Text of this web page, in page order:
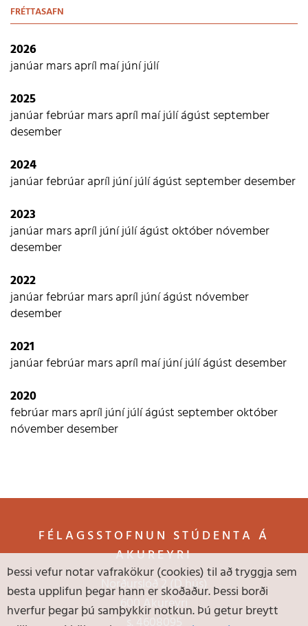
FRÉTTASAFN
2026
janúarmarsapríl maíjúníjúlí
2025
janúarfebrúarmarsapríl maíjúlíágúst september
desember
2024
janúarfebrúarapríljúníjúlíágúst septemberdesember
2023
janúarmarsapríljúníjúlíágústoktóbernóvember
desember
2022
janúarfebrúarmarsapríljúníágúst nóvember
desember
2021
janúarfebrúarmarsapríl maíjúníjúlíágústdesember
2020
febrúarmarsapríljúníjúlíágúst septemberoktóber
nóvemberdesember
FÉLAGSSTOFNUN STÚDENTA Á
AKUREYRI
Norðurslóð 2 (D hús)
600 Akureyri
Þessi vefur notar vafrakökur (cookies) til að tryggja sem
besta upplifun þegar hann er skoðaður. Þessi borði
hverfur þegar þú samþykkir notkun. Þú getur breytt